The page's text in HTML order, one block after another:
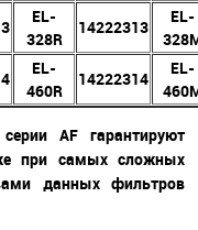
EL-
328R
14222313
EL-
EL-
460R
14222314
EL-
AF гарантируют
при самых сложных
данных фильтров